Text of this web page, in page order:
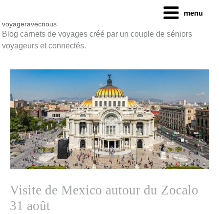
contenu
menu
voyageravecnous
Blog carnets de voyages créé par un couple de séniors
voyageurs et connectés.
Visite de Mexico autour du Zocalo
31 août